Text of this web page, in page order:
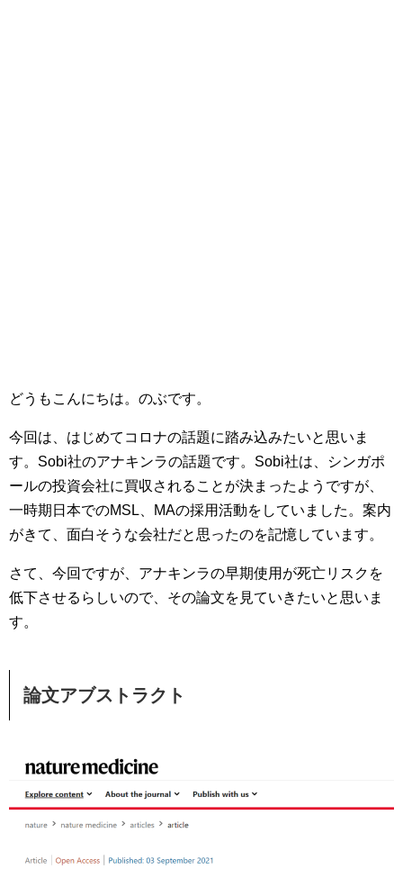
どうもこんにちは。のぶです。
今回は、はじめてコロナの話題に踏み込みたいと思いま
す。Sobi社のアナキンラの話題です。Sobi社は、シンガポ
ールの投資会社に買収されることが決まったようですが、
一時期日本でのMSL、MAの採用活動をしていました。案内
がきて、面白そうな会社だと思ったのを記憶しています。
さて、今回ですが、アナキンラの早期使用が死亡リスクを
低下させるらしいので、その論文を見ていきたいと思いま
す。
論文アブストラクト